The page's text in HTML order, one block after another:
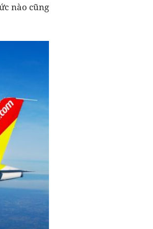
nào cũng